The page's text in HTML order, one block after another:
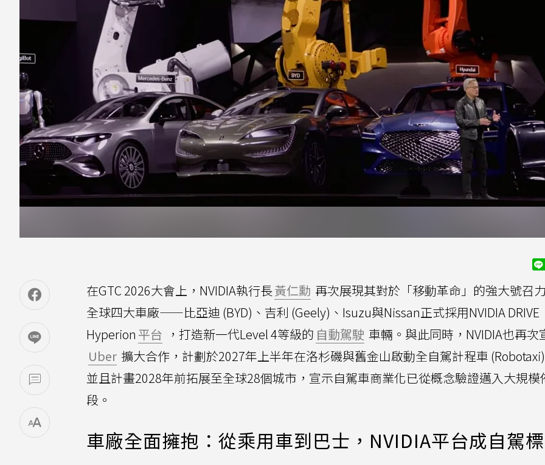
在GTC 2026大會上，NVIDIA執行長黃仁勳 再次展現其對於「移動革命」的強大號召
全球四大車廠——比亞迪 (BYD)、吉利 (Geely)、Isuzu與Nissan正式採用NVIDIA DRIVE
Hyperion 平台 ，打造新一代Level 4等級的 自動駕駛 車輛。與此同時，NVIDIA也再次
Uber 擴大合作，計劃於2027年上半年在洛杉磯與舊金山啟動全自駕計程車
並且計畫2028年前拓展至全球28個城市，宣示自駕車商業化已從概念驗證邁入大規模
段。
車廠全面擁抱：從乘用車到巴士，NVIDIA平台成自駕